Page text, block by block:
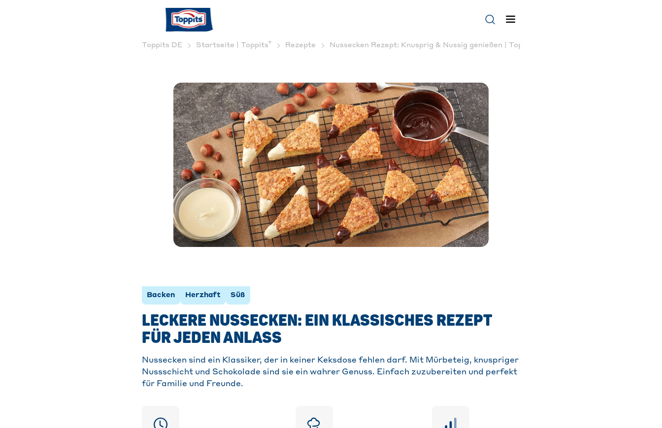
Toppits DE Startseite | Toppits® Rezepte Nussecken Rezept: Knusprig & Nussig genießen | Toppits
Backen Herzhaft Süß
LECKERE NUSSECKEN: EIN KLASSISCHES REZEPT
FÜR JEDEN ANLASS
Nussecken sind ein Klassiker, der in keiner Keksdose fehlen darf. Mit Mürbeteig, knuspriger
Nussschicht und Schokolade sind sie ein wahrer Genuss. Einfach zuzubereiten und perfekt
für Familie und Freunde.